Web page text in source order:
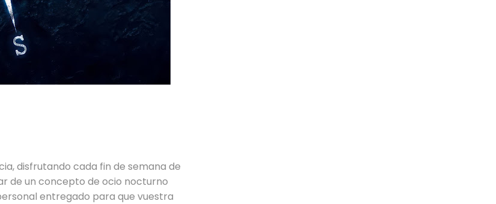
disfrutando cada fin de semana de
de un concepto de ocio nocturno
entregado para que vuestra